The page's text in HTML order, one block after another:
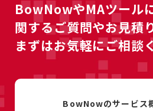
BowNowやMAツール
関するご質問やお見積
まずはお気軽にご相談
BowNowのサービス